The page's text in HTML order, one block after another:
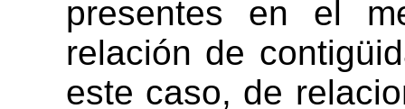
presentes en el
relación de
este caso, de